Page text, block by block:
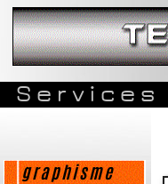
Services
graphisme